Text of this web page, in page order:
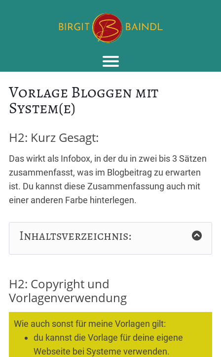
Vorlage Bloggen mit
System(e)
H2: Kurz Gesagt:
Das wirkt als Infobox, in der du in zwei bis 3 Sätzen
zusammenfasst, was im Blogbeitrag zu erwarten
ist. Du kannst diese Zusammenfassung auch mit
einer anderen Farbe hinterlegen.
Inhaltsverzeichnis:
H2: Copyright und
Vorlagenverwendung
Wie auch sonst für meine Vorlagen gilt:
du kannst die Vorlage für deine eigene
Webseite bei Systeme verwenden.